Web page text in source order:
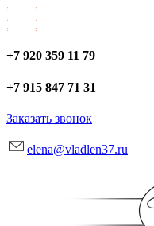
+7 920 359 11 79
+7 915 847 71 31
Заказать звонок
elena@vladlen37.ru